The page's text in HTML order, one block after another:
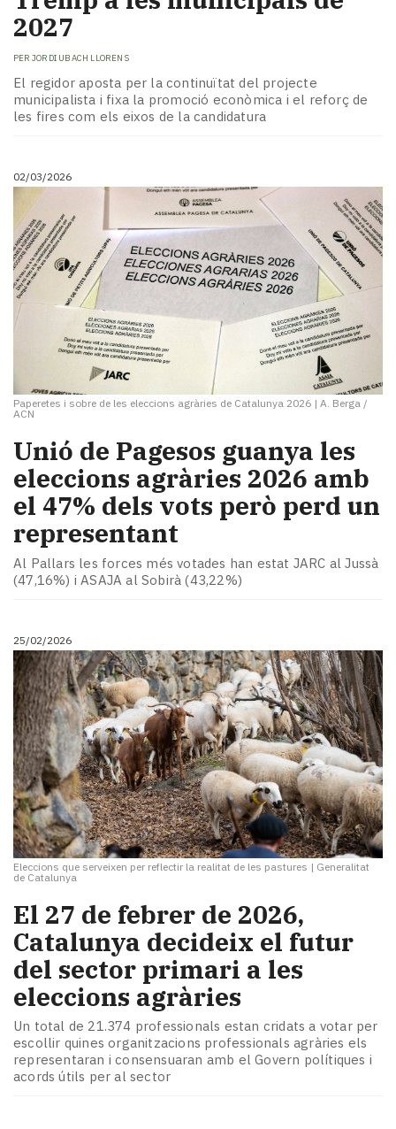
2027
PER JORDI UBACH LLORENS
El regidor aposta per la continuïtat del projecte
municipalista i fixa la promoció econòmica i el reforç de
les fires com els eixos de la candidatura
02/03/2026
Paperetes i sobre de les eleccions agràries de Catalunya 2026 | A. Berga /
ACN
Unió de Pagesos guanya les
eleccions agràries 2026 amb
el 47% dels vots però perd un
representant
Al Pallars les forces més votades han estat JARC al Jussà
(47,16%) i ASAJA al Sobirà (43,22%)
25/02/2026
Eleccions que serveixen per reflectir la realitat de les pastures | Generalitat
de Catalunya
El 27 de febrer de 2026,
Catalunya decideix el futur
del sector primari a les
eleccions agràries
Un total de 21.374 professionals estan cridats a votar per
escollir quines organitzacions professionals agràries els
representaran i consensuaran amb el Govern polítiques i
acords útils per al sector